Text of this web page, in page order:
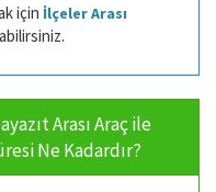
için İlçeler Arası
Arası Araç ile
Ne Kadardır?